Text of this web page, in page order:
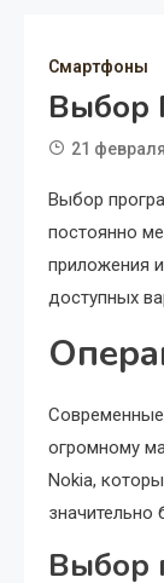
Смартфоны
Выбор
21
Выбор
постоянно
приложения
доступных
огромному
Nokia,
Выбор